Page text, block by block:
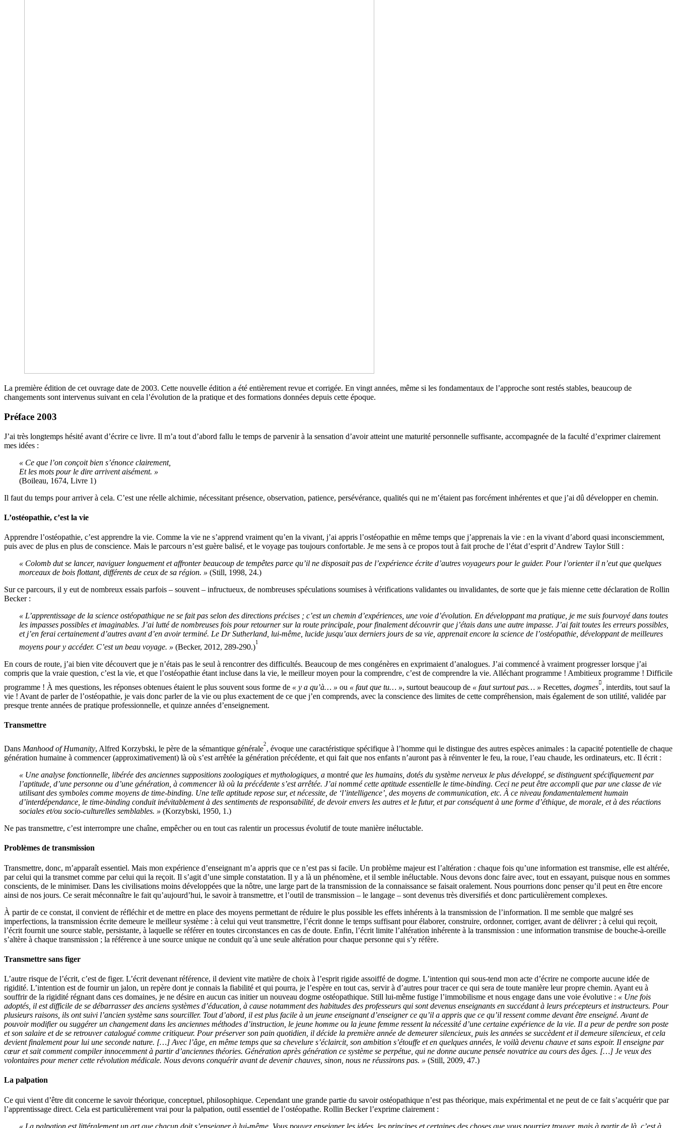
La première édition de cet ouvrage date de 2003. Cette nouvelle édition a été entièrement revue et corrigée. En vingt années, même si les fondamentaux de l’approche sont restés stables, beaucoup de
changements sont intervenus suivant en cela l’évolution de la pratique et des formations données depuis cette époque.
Préface 2003
J’ai très longtemps hésité avant d’écrire ce livre. Il m’a tout d’abord fallu le temps de parvenir à la sensation d’avoir atteint une maturité personnelle suffisante, accompagnée de la faculté d’exprimer clairement
mes idées :
« Ce que l’on conçoit bien s’énonce clairement,
Et les mots pour le dire arrivent aisément. »
(Boileau, 1674, Livre 1)
Il faut du temps pour arriver à cela. C’est une réelle alchimie, nécessitant présence, observation, patience, persévérance, qualités qui ne m’étaient pas forcément inhérentes et que j’ai dû développer en chemin.
L’ostéopathie, c’est la vie
Apprendre l’ostéopathie, c’est apprendre la vie. Comme la vie ne s’apprend vraiment qu’en la vivant, j’ai appris l’ostéopathie en même temps que j’apprenais la vie : en la vivant d’abord quasi inconsciemment,
puis avec de plus en plus de conscience. Mais le parcours n’est guère balisé, et le voyage pas toujours confortable. Je me sens à ce propos tout à fait proche de l’état d’esprit d’Andrew Taylor Still :
« Colomb dut se lancer, naviguer longuement et affronter beaucoup de tempêtes parce qu’il ne disposait pas de l’expérience écrite d’autres voyageurs pour le guider. Pour l’orienter il n’eut que quelques
morceaux de bois flottant, différents de ceux de sa région. » (Still, 1998, 24.)
Sur ce parcours, il y eut de nombreux essais parfois – souvent – infructueux, de nombreuses spéculations soumises à vérifications validantes ou invalidantes, de sorte que je fais mienne cette déclaration de Rollin
Becker :
« L’apprentissage de la science ostéopathique ne se fait pas selon des directions précises ; c’est un chemin d’expériences, une voie d’évolution. En développant ma pratique, je me suis fourvoyé dans toutes
les impasses possibles et imaginables. J’ai lutté de nombreuses fois pour retourner sur la route principale, pour finalement découvrir que j’étais dans une autre impasse. J’ai fait toutes les erreurs possibles,
et j’en ferai certainement d’autres avant d’en avoir terminé. Le Dr Sutherland, lui-même, lucide jusqu’aux derniers jours de sa vie, apprenait encore la science de l’ostéopathie, développant de meilleures
moyens pour y accéder. C’est un beau voyage. » (Becker, 2012, 289-290.)
1
En cours de route, j’ai bien vite découvert que je n’étais pas le seul à rencontrer des difficultés. Beaucoup de mes congénères en exprimaient d’analogues. J’ai commencé à vraiment progresser lorsque j’ai
compris que la vraie question, c’est la vie, et que l’ostéopathie étant incluse dans la vie, le meilleur moyen pour la comprendre, c’est de comprendre la vie. Alléchant programme ! Ambitieux programme ! Difficile
programme ! À mes questions, les réponses obtenues étaient le plus souvent sous forme de « y a qu’à… » ou « faut que tu… », surtout beaucoup de « faut surtout pas… » Recettes, dogmes

, interdits, tout sauf la
vie ! Avant de parler de l’ostéopathie, je vais donc parler de la vie ou plus exactement de ce que j’en comprends, avec la conscience des limites de cette compréhension, mais également de son utilité, validée par
presque trente années de pratique professionnelle, et quinze années d’enseignement.
Transmettre
Dans Manhood of Humanity, Alfred Korzybski, le père de la sémantique générale
2
, évoque une caractéristique spécifique à l’homme qui le distingue des autres espèces animales : la capacité potentielle de chaque
génération humaine à commencer (approximativement) là où s’est arrêtée la génération précédente, et qui fait que nos enfants n’auront pas à réinventer le feu, la roue, l’eau chaude, les ordinateurs, etc. Il écrit :
« Une analyse fonctionnelle, libérée des anciennes suppositions zoologiques et mythologiques, a montré que les humains, dotés du système nerveux le plus développé, se distinguent spécifiquement par
l’aptitude, d’une personne ou d’une génération, à commencer là où la précédente s’est arrêtée. J’ai nommé cette aptitude essentielle le time-binding. Ceci ne peut être accompli que par une classe de vie
utilisant des symboles comme moyens de time-binding. Une telle aptitude repose sur, et nécessite, de ‘l’intelligence’, des moyens de communication, etc. À ce niveau fondamentalement humain
d’interdépendance, le time-binding conduit inévitablement à des sentiments de responsabilité, de devoir envers les autres et le futur, et par conséquent à une forme d’éthique, de morale, et à des réactions
sociales et/ou socio-culturelles semblables. » (Korzybski, 1950, 1.)
Ne pas transmettre, c’est interrompre une chaîne, empêcher ou en tout cas ralentir un processus évolutif de toute manière inéluctable.
Problèmes de transmission
Transmettre, donc, m’apparaît essentiel. Mais mon expérience d’enseignant m’a appris que ce n’est pas si facile. Un problème majeur est l’altération : chaque fois qu’une information est transmise, elle est altérée,
par celui qui la transmet comme par celui qui la reçoit. Il s’agit d’une simple constatation. Il y a là un phénomène, et il semble inéluctable. Nous devons donc faire avec, tout en essayant, puisque nous en sommes
conscients, de le minimiser. Dans les civilisations moins développées que la nôtre, une large part de la transmission de la connaissance se faisait oralement. Nous pourrions donc penser qu’il peut en être encore
ainsi de nos jours. Ce serait méconnaître le fait qu’aujourd’hui, le savoir à transmettre, et l’outil de transmission – le langage – sont devenus très diversifiés et donc particulièrement complexes.
À partir de ce constat, il convient de réfléchir et de mettre en place des moyens permettant de réduire le plus possible les effets inhérents à la transmission de l’information. Il me semble que malgré ses
imperfections, la transmission écrite demeure le meilleur système : à celui qui veut transmettre, l’écrit donne le temps suffisant pour élaborer, construire, ordonner, corriger, avant de délivrer ; à celui qui reçoit,
l’écrit fournit une source stable, persistante, à laquelle se référer en toutes circonstances en cas de doute. Enfin, l’écrit limite l’altération inhérente à la transmission : une information transmise de bouche-à-oreille
s’altère à chaque transmission ; la référence à une source unique ne conduit qu’à une seule altération pour chaque personne qui s’y réfère.
Transmettre sans figer
L’autre risque de l’écrit, c’est de figer. L’écrit devenant référence, il devient vite matière de choix à l’esprit rigide assoiffé de dogme. L’intention qui sous-tend mon acte d’écrire ne comporte aucune idée de
rigidité. L’intention est de fournir un jalon, un repère dont je connais la fiabilité et qui pourra, je l’espère en tout cas, servir à d’autres pour tracer ce qui sera de toute manière leur propre chemin. Ayant eu à
souffrir de la rigidité régnant dans ces domaines, je ne désire en aucun cas initier un nouveau dogme ostéopathique. Still lui-même fustige l’immobilisme et nous engage dans une voie évolutive : « Une fois
adoptés, il est difficile de se débarrasser des anciens systèmes d’éducation, à cause notamment des habitudes des professeurs qui sont devenus enseignants en succédant à leurs précepteurs et instructeurs. Pour
plusieurs raisons, ils ont suivi l’ancien système sans sourciller. Tout d’abord, il est plus facile à un jeune enseignant d’enseigner ce qu’il a appris que ce qu’il ressent comme devant être enseigné. Avant de
pouvoir modifier ou suggérer un changement dans les anciennes méthodes d’instruction, le jeune homme ou la jeune femme ressent la nécessité d’une certaine expérience de la vie. Il a peur de perdre son poste
et son salaire et de se retrouver catalogué comme critiqueur. Pour préserver son pain quotidien, il décide la première année de demeurer silencieux, puis les années se succèdent et il demeure silencieux, et cela
devient finalement pour lui une seconde nature. […] Avec l’âge, en même temps que sa chevelure s’éclaircit, son ambition s’étouffe et en quelques années, le voilà devenu chauve et sans espoir. Il enseigne par
cœur et sait comment compiler innocemment à partir d’anciennes théories. Génération après génération ce système se perpétue, qui ne donne aucune pensée novatrice au cours des âges. […] Je veux des
volontaires pour mener cette révolution médicale. Nous devons conquérir avant de devenir chauves, sinon, nous ne réussirons pas. » (Still, 2009, 47.)
La palpation
Ce qui vient d’être dit concerne le savoir théorique, conceptuel, philosophique. Cependant une grande partie du savoir ostéopathique n’est pas théorique, mais expérimental et ne peut de ce fait s’acquérir que par
l’apprentissage direct. Cela est particulièrement vrai pour la palpation, outil essentiel de l’ostéopathe. Rollin Becker l’exprime clairement :
« La palpation est littéralement un art que chacun doit s’enseigner à lui-même . Vous pouvez enseigner les idées, les principes et certaines des choses que vous pourriez trouver, mais à partir de là, c’est à